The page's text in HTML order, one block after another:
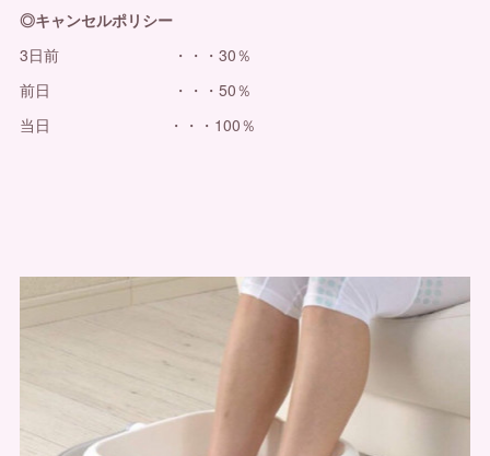
◎キャンセルポリシー
3日前 ・・・30％
前日 ・・・50％
当日 ・・・100％